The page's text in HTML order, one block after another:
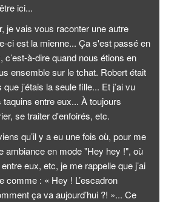
ici...
je vais vous raconter une autre
ci est la mienne... Ça s'est passé en
c’est-à-dire quand nous étions en
ensemble sur le tchat. Robert était
j’étais la seule fille... Et j’ai vu
taquins entre eux... À toujours
se traiter d'enfoirés, etc.
qu’il y a eu une fois où, pour me
ambiance en mode "Hey hey !", où
eux, etc, je me rappelle que j’ai
comme : « Hey ! L’escadron
ça va aujourd’hui ?! »... Ce